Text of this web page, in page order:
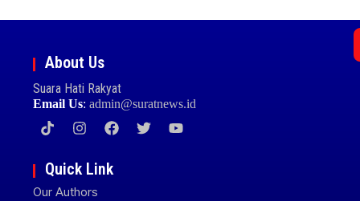
About Us
Suara Hati Rakyat
Email Us:admin@suratnews.id
Quick Link
Our Authors